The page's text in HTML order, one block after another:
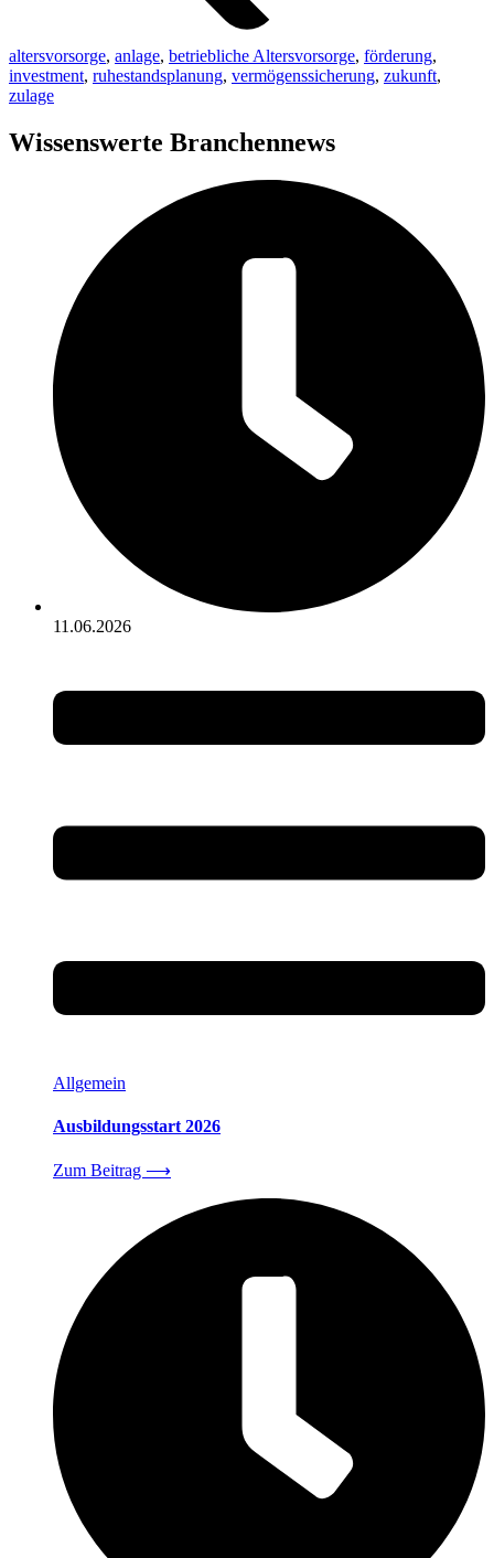
altersvorsorge, anlage, betriebliche Altersvorsorge, förderung,
investment, ruhestandsplanung, vermögenssicherung, zukunft,
zulage
Wissenswerte Branchennews
11.06.2026
Allgemein
Ausbildungsstart 2026
Zum Beitrag ⟶